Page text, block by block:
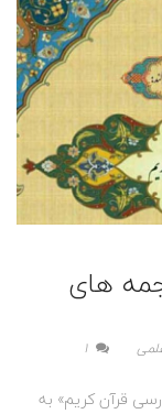
های
1
قرآن کریم» به